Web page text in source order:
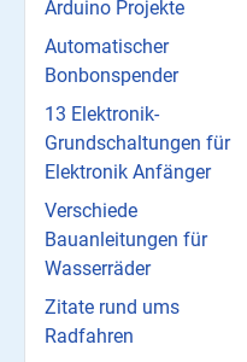
Arduino Projekte
Automatischer
Bonbonspender
13 Elektronik-
Grundschaltungen für
Elektronik Anfänger
Verschiede
Bauanleitungen für
Wasserräder
Zitate rund ums
Radfahren